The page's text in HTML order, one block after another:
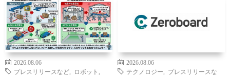
2026.08.06
プレスリリースなど
ロボット
2026.08.06
テクノロジー
プレスリリースな